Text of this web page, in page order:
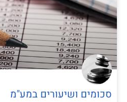
סכומים ושיעורים במע"מ